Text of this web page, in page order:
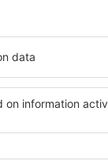
Airport (CDJ)